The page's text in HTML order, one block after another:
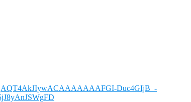
Duc4GIjB_-